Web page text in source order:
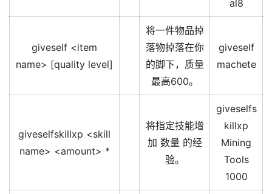
al8
giveself <item
name> [quality level]
将一件物品掉
落物掉落在你
的脚下，质量
最高600。
giveself
machete
giveselfskillxp <skill
name> <amount> *
将指定技能增
加 数量 的经
验。
giveselfs
killxp
Mining
Tools
1000